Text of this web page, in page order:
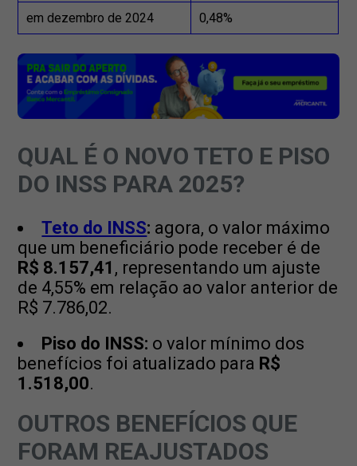
em dezembro de 2024 0,48%
QUAL É O NOVO TETO E PISO
DO INSS PARA 2025?
Teto do INSS: agora, o valor máximo
que um beneficiário pode receber é de
R$ 8.157,41 , representando um ajuste
de 4,55% em relação ao valor anterior de
R$ 7.786,02.
Piso do INSS: o valor mínimo dos
benefícios foi atualizado para R$
1.518,00.
OUTROS BENEFÍCIOS QUE
FORAM REAJUSTADOS